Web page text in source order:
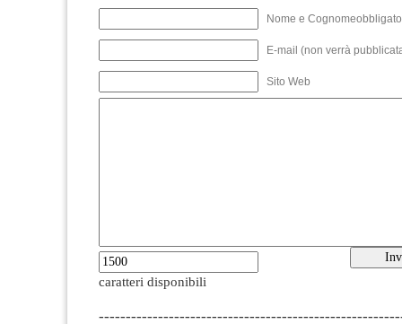
Nome e
E-mail (non verrà
Sito Web
caratteri disponibili